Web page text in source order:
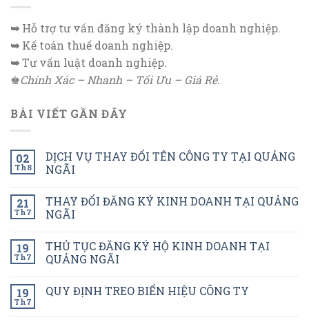
➥Hỗ trợ tư vấn đăng ký thành lập doanh nghiệp.
➥Kế toán thuế doanh nghiệp.
➥Tư vấn luật doanh nghiệp.
♚Chính Xác – Nhanh – Tối Ưu – Giá Rẻ.
BÀI VIẾT GẦN ĐÂY
02
Th8
DỊCH VỤ THAY ĐỔI TÊN CÔNG TY TẠI QUẢNG
NGÃI
21
Th7
THAY ĐỔI ĐĂNG KÝ KINH DOANH TẠI QUẢNG
NGÃI
19
Th7
THỦ TỤC ĐĂNG KÝ HỘ KINH DOANH TẠI
QUẢNG NGÃI
19
Th7
QUY ĐỊNH TREO BIỂN HIỆU CÔNG TY